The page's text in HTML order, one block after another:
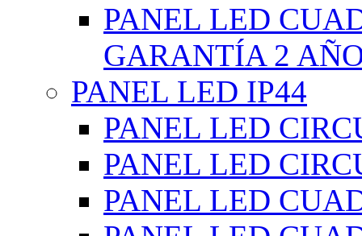
PANEL LED
GARANTÍA 2
PANEL LED IP44
PANEL LED
PANEL LED
PANEL LED